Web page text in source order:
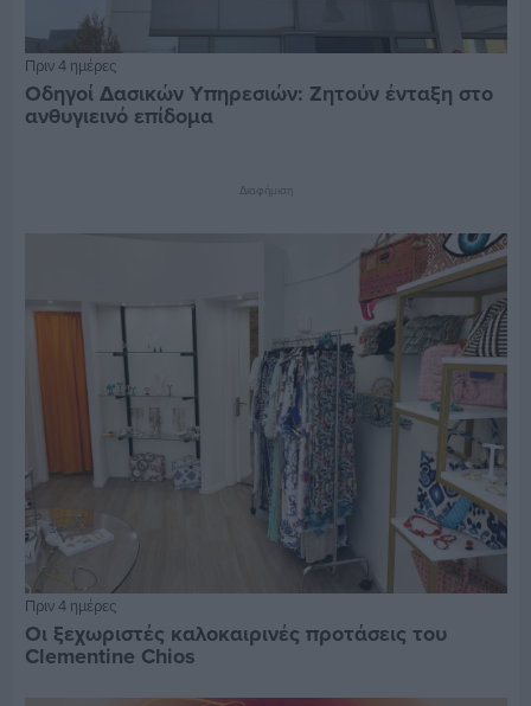
Πριν 4 ημέρες
Οδηγοί Δασικών Υπηρεσιών: Ζητούν ένταξη στο
ανθυγιεινό επίδομα
Διαφήμιση
Πριν 4 ημέρες
Οι ξεχωριστές καλοκαιρινές προτάσεις του
Clementine Chios